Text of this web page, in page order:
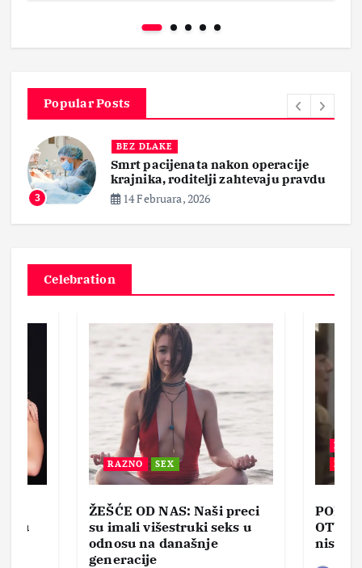
Popular Posts
3
BEZ DLAKE
Smrt pacijenata nakon operacije
krajnika, roditelji zahtevaju pravdu
14 Februara, 2026
Celebration
u
RAZNO SEX
ŽEŠĆE OD NAS: Naši preci
su imali višestruki seks u
odnosu na današnje
generacije
BEZ
nisam